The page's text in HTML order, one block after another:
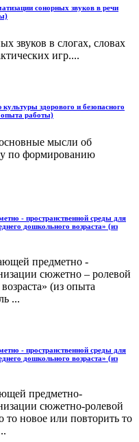
сонорных звуков в речи
звуков в слогах, словах
игр....
здорового и безопасного
опыта работы)
мысли об
по формированию
- пространственной среды для
дошкольного возраста» (из
предметно -
сюжетно – ролевой
(из опыта
...
- пространственной среды для
дошкольного возраста» (из
предметно-
сюжетно-ролевой
то новое или повторить то